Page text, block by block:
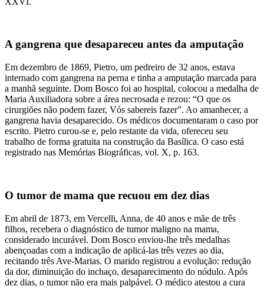
A gangrena que desapareceu antes da amputação
Em dezembro de 1869, Pietro, um pedreiro de 32 anos, estava
internado com gangrena na perna e tinha a amputação marcada para
a manhã seguinte. Dom Bosco foi ao hospital, colocou a medalha de
Maria Auxiliadora sobre a área necrosada e rezou: “O que os
cirurgiões não podem fazer, Vós sabereis fazer”. Ao amanhecer, a
gangrena havia desaparecido. Os médicos documentaram o caso por
escrito. Pietro curou-se e, pelo restante da vida, ofereceu seu
trabalho de forma gratuita na construção da Basílica. O caso está
registrado nas Memórias Biográficas, vol. X, p. 163.
O tumor de mama que recuou em dez dias
Em abril de 1873, em Vercelli, Anna, de 40 anos e mãe de três
filhos, recebera o diagnóstico de tumor maligno na mama,
considerado incurável. Dom Bosco enviou-lhe três medalhas
abençoadas com a indicação de aplicá-las três vezes ao dia,
recitando três Ave-Marias. O marido registrou a evolução: redução
da dor, diminuição do inchaço, desaparecimento do nódulo. Após
dez dias, o tumor não era mais palpável. O médico atestou a cura